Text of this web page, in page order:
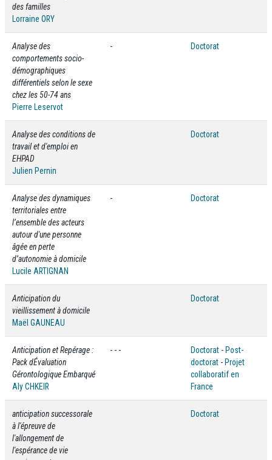
des familles
Lorraine ORY
Analyse des
comportements socio-
démographiques
différentiels selon le sexe
chez les 50-74 ans
Pierre Leservot
- Doctorat
Analyse des conditions de
travail et d'emploi en
EHPAD
Julien Pernin
Doctorat
Analyse des dynamiques
territoriales entre
l’ensemble des acteurs
autour d'une personne
âgée en perte
d’autonomie à domicile
Lucile ARTIGNAN
- Doctorat
Anticipation du
vieillissement à domicile
Maël GAUNEAU
Doctorat
Anticipation et Repérage :
Pack dÉvaluation
Gérontologique Embarqué
Aly CHKEIR
- - - Doctorat - Post-
doctorat - Projet
collaboratif en
France
anticipation successorale
à l'épreuve de
l'allongement de
l'espérance de vie
Doctorat